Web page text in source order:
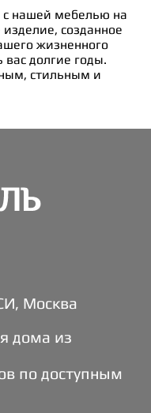
с нашей мебелью на
созданное
жизненного
вас долгие годы.
стильным и
Москва
дома из
по доступным